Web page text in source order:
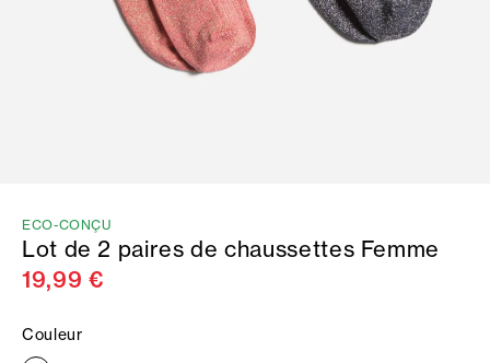
ECO-CONÇU
Lot de 2 paires de chaussettes Femme
19,99 €
Couleur